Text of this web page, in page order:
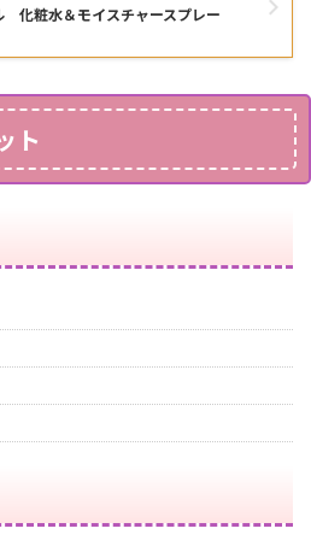
化粧水＆モイスチャースプレー
ト